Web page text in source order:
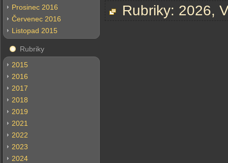
Prosinec 2016
Červenec 2016
Listopad 2015
Rubriky
2015
2016
2017
2018
2019
2021
2022
2023
2024
Rubriky: 2026,